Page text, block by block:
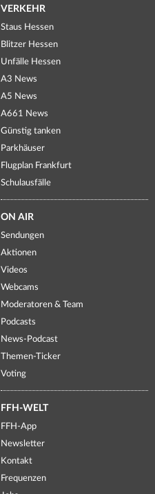
VERKEHR
Staus Hessen
Blitzer Hessen
Unfälle Hessen
A3 News
A5 News
A661 News
Günstig tanken
Parkhäuser
Flugplan Frankfurt
Schulausfälle
ON AIR
Sendungen
Aktionen
Videos
Webcams
Moderatoren & Team
Podcasts
News-Podcast
Themen-Ticker
Voting
FFH-WELT
FFH-App
Newsletter
Kontakt
Frequenzen